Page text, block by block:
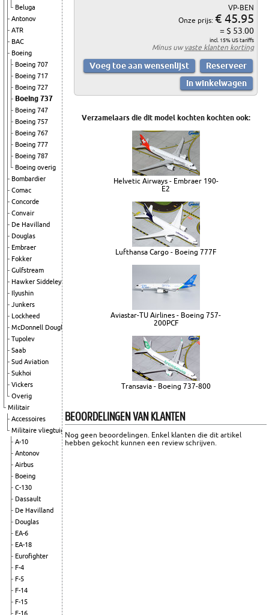
Beluga
Antonov
ATR
BAC
Boeing
Boeing 707
Boeing 717
Boeing 727
Boeing 737
Boeing 747
Boeing 757
Boeing 767
Boeing 777
Boeing 787
Boeing overig
Bombardier
Comac
Concorde
Convair
De Havilland
Douglas
Embraer
Fokker
Gulfstream
Hawker Siddeley
Ilyushin
Junkers
Lockheed
McDonnell Douglas
Tupolev
Saab
Sud Aviation
Sukhoi
Vickers
Overig
Militair
Accessoires
Militaire vliegtuigen
A-10
Antonov
Airbus
Boeing
C-130
Dassault
De Havilland
Douglas
EA-6
EA-18
Eurofighter
F-4
F-5
F-14
F-15
F-16
VP-BEN
Onze prijs: € 45.95
= $ 53.00
incl. 15% US tariffs
Minus uwvaste klanten korting
Verzamelaars die dit model kochten kochten ook:
Helvetic Airways - Embraer 190-
E2
Lufthansa Cargo - Boeing 777F
Aviastar-TU Airlines - Boeing 757-
200PCF
Transavia - Boeing 737-800
BEOORDELINGEN VAN KLANTEN
Nog geen beoordelingen. Enkel klanten die dit artikel
hebben gekocht kunnen een review schrijven.